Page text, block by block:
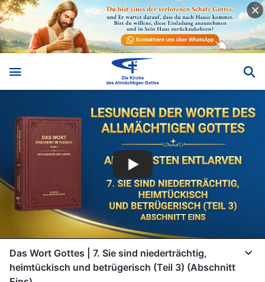
Das Wort Gottes | 7. Sie sind niederträchtig,
heimtückisch und betrügerisch (Teil 3) (Abschnitt